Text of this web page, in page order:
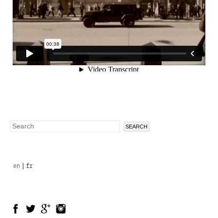
Search
en fr